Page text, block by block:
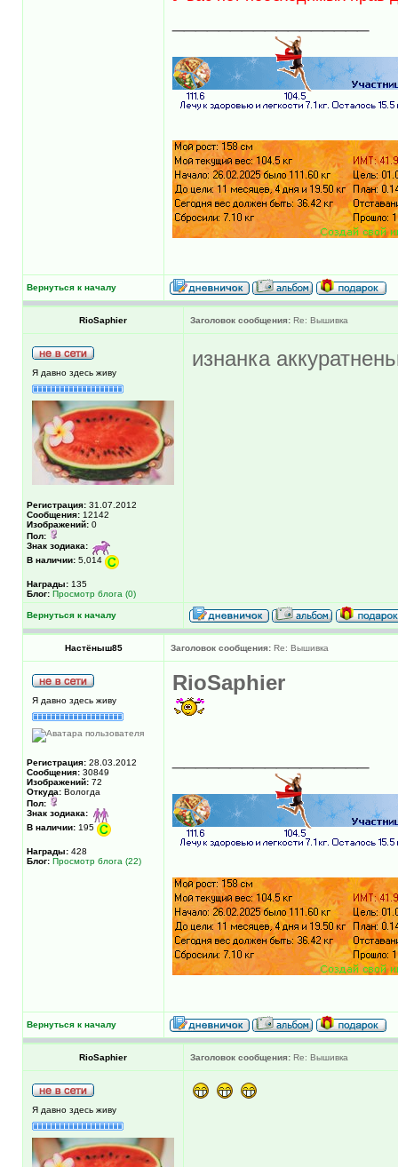
Вернуться к началу
RioSaphier Заголовок сообщения: Re: Вышивка
Я давно здесь живу
Регистрация: 31.07.2012
Сообщения: 12142
Изображений: 0
Пол:
Знак зодиака:
В наличии: 5,014
Награды: 135
Блог: Просмотр блога (0)
изнанка
Вернуться к началу
Настёныш85 Заголовок сообщения: Re: Вышивка
Я давно здесь живу
Регистрация: 28.03.2012
Сообщения: 30849
Изображений: 72
Откуда: Вологда
Пол:
Знак зодиака:
В наличии: 195
Награды: 428
Блог: Просмотр блога (22)
RioSaphier
Вернуться к началу
RioSaphier Заголовок сообщения: Re: Вышивка
Я давно здесь живу